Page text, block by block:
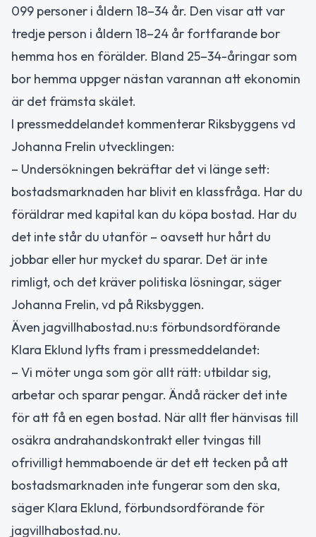
099 personer i åldern 18–34 år. Den visar att var
tredje person i åldern 18–24 år fortfarande bor
hemma hos en förälder. Bland 25–34-åringar som
bor hemma uppger nästan varannan att ekonomin
är det främsta skälet.
I pressmeddelandet kommenterar Riksbyggens vd
Johanna Frelin utvecklingen:
– Undersökningen bekräftar det vi länge sett:
bostadsmarknaden har blivit en klassfråga. Har du
föräldrar med kapital kan du köpa bostad. Har du
det inte står du utanför – oavsett hur hårt du
jobbar eller hur mycket du sparar. Det är inte
rimligt, och det kräver politiska lösningar, säger
Johanna Frelin, vd på Riksbyggen.
Även jagvillhabostad.nu:s förbundsordförande
Klara Eklund lyfts fram i pressmeddelandet:
– Vi möter unga som gör allt rätt: utbildar sig,
arbetar och sparar pengar. Ändå räcker det inte
för att få en egen bostad. När allt fler hänvisas till
osäkra andrahandskontrakt eller tvingas till
ofrivilligt hemmaboende är det ett tecken på att
bostadsmarknaden inte fungerar som den ska,
säger Klara Eklund, förbundsordförande för
jagvillhabostad.nu.